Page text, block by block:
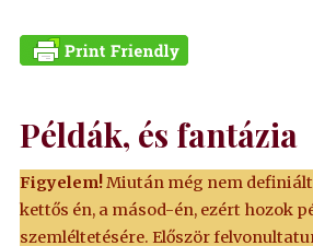
Példák, és fantázia
Figyelem!Miután még nem
kettős én, a másod-én, ezért hozok
szemléltetésére. Először